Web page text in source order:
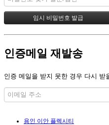
인증메일 재발송
인증 메일을 받지 못한 경우 다시 받
용인 이안 플렉시티